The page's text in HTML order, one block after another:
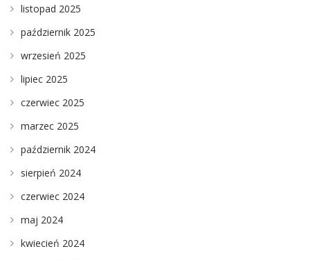
listopad 2025
październik 2025
wrzesień 2025
lipiec 2025
czerwiec 2025
marzec 2025
październik 2024
sierpień 2024
czerwiec 2024
maj 2024
kwiecień 2024